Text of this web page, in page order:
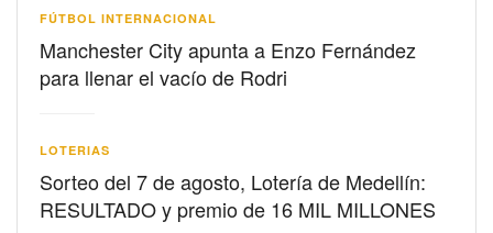
FÚTBOL INTERNACIONAL
Manchester City apunta a Enzo Fernández
para llenar el vacío de Rodri
LOTERIAS
Sorteo del 7 de agosto, Lotería de Medellín:
RESULTADO y premio de 16 MIL MILLONES